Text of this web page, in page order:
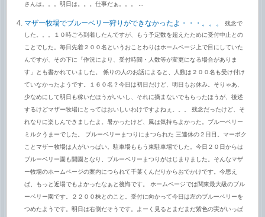
さんは。。。明日は。。。仕事だぁ。。。 ...
マザー牧場でブルーベリー狩りができなかったよ・・・。。。 残念で
した。。。１０時ごろ到着したんですが、もう予定数を超えたために受付中止との
ことでした。毎日先着２００名というおことわりはホームページ上で目にしていた
んですが、その下に「作況により、受付時間・人数等が変更になる場合がありま
す」とも書かれていました。 係りの人のお話によると、人数は２００名も受け付け
ていなかったようです。１６０名？今日は初日だけど、明日もお休み。そりゃあ、
少なめにして明日も稼いだほうがいいし、それに摘まないでもらったほうが、後述
するけどマザー牧場にとってはおいしいわけですよねぇ。。。 残念だったけど、そ
れなりに楽しんできましたよ。暑かったけど、風は気持ちよかった。ブルーベリー
ミルクうまーでした。 ブルーベリーまつりにまつられた 三連休の２日目。マーボク
ことマザー牧場は人がいっぱい。駐車場ももう東駐車場でした。今日２０日からは
ブルーベリー園も開園となり、ブルーベリーまつりがはじまりました。そんなマザ
ー牧場のホームページの案内につられて千葉くんだりからおでかけです。今思え
ば、もっと近場でもよかったなぁと後悔です。 ホームページでは関東最大級のブル
ーベリー園です。２２００株とのこと。受付に向かって今日は左のブルーベリーを
つめたようです。明日は右側だそうです。よーく見るとまだまだ紫色の実がいっぱ